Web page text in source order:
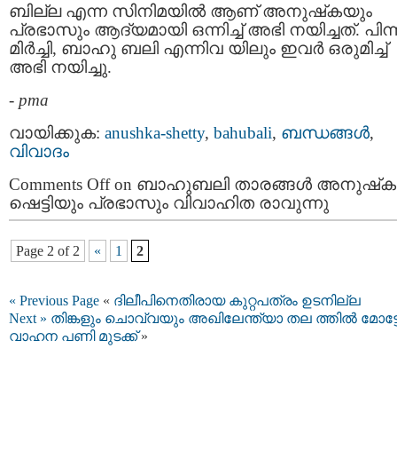
ബില്ല എന്ന സിനിമയിൽ ആണ് അനുഷ്‌കയും
പ്രഭാസും ആദ്യമായി ഒന്നിച്ച് അഭി നയിച്ചത്.
മിര്‍ച്ചി, ബാഹു ബലി എന്നിവ യിലും ഇവർ ഒരുമിച്ച്
അഭി നയിച്ചു.
- pma
വായിക്കുക: anushka-shetty, bahubali, ബന്ധങ്ങള്‍,
വിവാദം
Comments Offon ബാഹുബലി താരങ്ങള്‍
ഷെട്ടിയും പ്രഭാസും വിവാഹിത രാവുന്നു
Page 2 of 2 « 1 2
« Previous Page « ദിലീപിനെതിരായ കുറ്റപത്രം ഉടനില്ല
Next » തിങ്കളും ചൊവ്വയും അഖിലേന്ത്യാ തല ത്തില്‍
വാഹന പണി മുടക്ക്»